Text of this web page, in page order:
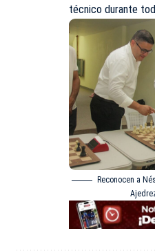
técnico durante
Reconocen a